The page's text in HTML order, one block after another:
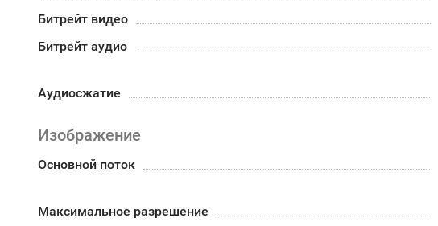
Битрейт видео
Битрейт аудио
Аудиосжатие
Изображение
Основной поток
Максимальное разрешение